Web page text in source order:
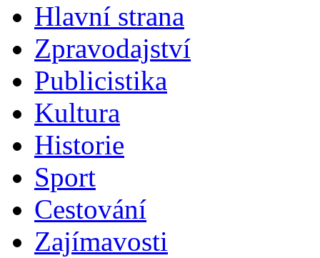
Hlavní strana
Zpravodajství
Publicistika
Kultura
Historie
Sport
Cestování
Zajímavosti